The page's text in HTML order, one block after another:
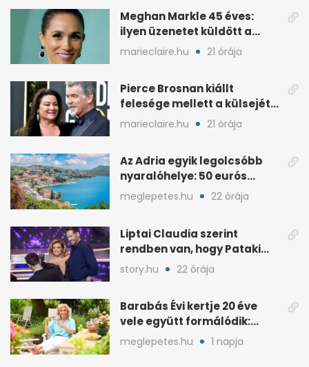
Meghan Markle 45 éves:
ilyen üzenetet küldött a
királyi család
marieclaire.hu 21 órája
Pierce Brosnan kiállt
felesége mellett a külsejét
ért bántások után
marieclaire.hu 21 órája
Az Adria egyik legolcsóbb
nyaralóhelye: 50 eurós
apartman, 1 eurós kávé
meglepetes.hu 22 órája
Liptai Claudia szerint
rendben van, hogy Pataki
Ádám más nőért rajong
story.hu 22 órája
Barabás Évi kertje 20 éve
vele együtt formálódik:
„Szimbiózisban élünk”
meglepetes.hu 1 napja